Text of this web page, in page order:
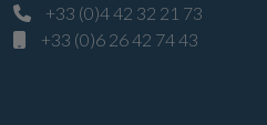
+33 (0)4 42 32 21 73
+33 (0)6 26 42 74 43